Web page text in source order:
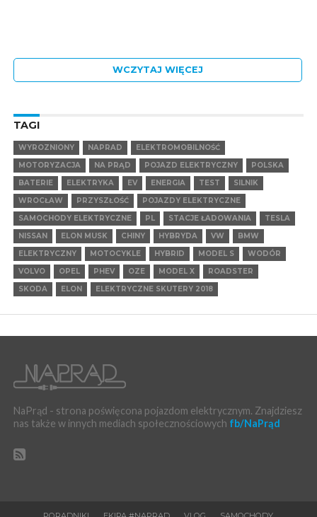
WCZYTAJ WIĘCEJ
TAGI
WYROZNIONY NAPRAD
ELEKTROMOBILNOŚĆ
MOTORYZACJA
NA PRĄD POJAZD ELEKTRYCZNY
POLSKA
BATERIE
ELEKTRYKA EV ENERGIA TEST
SILNIK
WROCŁAW
PRZYSZŁOŚĆ
POJAZDY ELEKTRYCZNE
SAMOCHODY ELEKTRYCZNE
PL STACJE ŁADOWANIA
TESLA
NISSAN
ELON MUSK CHINY HYBRYDA VW
BMW
ELEKTRYCZNY
MOTOCYKLE HYBRID MODEL S
WODÓR
VOLVO
OPEL PHEV OZE MODEL X
ROADSTER
SKODA
ELON ELEKTRYCZNE SKUTERY 2018
NaPrąd - strona poświęcona pojazdom elektrycznym. Znajdziesz
nas także w innych mediach społecznościowych fb/NaPrąd